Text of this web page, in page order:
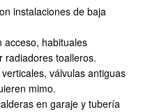
instalaciones de baja
acceso, habituales
radiadores toalleros.
válvulas antiguas
mimo.
en garaje y tubería